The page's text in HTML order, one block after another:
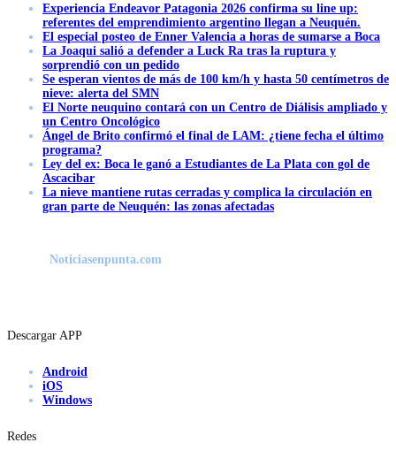
Experiencia Endeavor Patagonia 2026 confirma su line up:
referentes del emprendimiento argentino llegan a Neuquén.
El especial posteo de Enner Valencia a horas de sumarse a Boca
La Joaqui salió a defender a Luck Ra tras la ruptura y
sorprendió con un pedido
Se esperan vientos de más de 100 km/h y hasta 50 centímetros de
nieve: alerta del SMN
El Norte neuquino contará con un Centro de Diálisis ampliado y
un Centro Oncológico
Ángel de Brito confirmó el final de LAM: ¿tiene fecha el último
programa?
Ley del ex: Boca le ganó a Estudiantes de La Plata con gol de
Ascacibar
La nieve mantiene rutas cerradas y complica la circulación en
gran parte de Neuquén: las zonas afectadas
Noticiasenpunta.com
Descargar APP
Android
iOS
Windows
Redes